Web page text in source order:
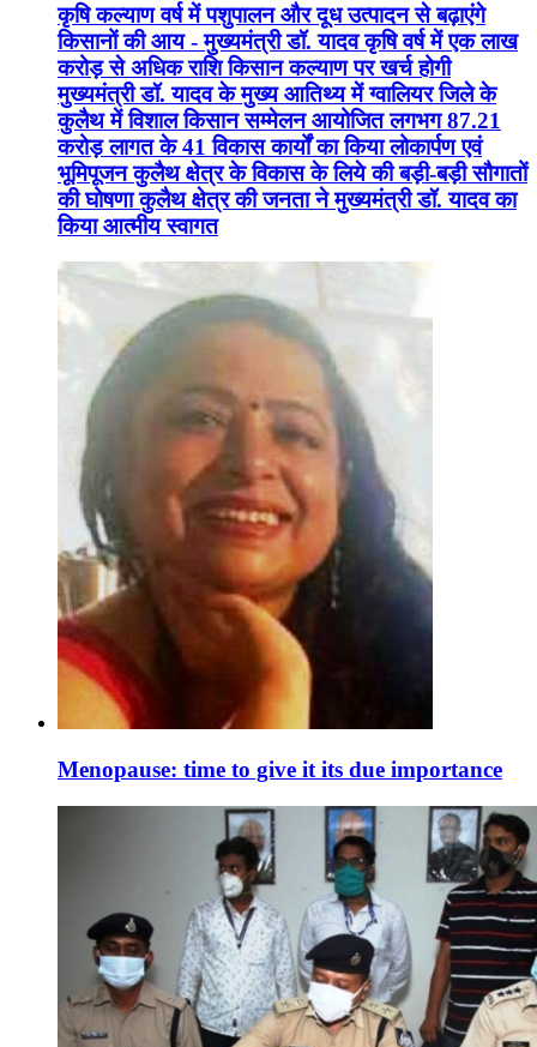
कृषि कल्याण वर्ष में पशुपालन और दूध उत्पादन से बढ़ाएंगे
किसानों की आय - मुख्यमंत्री डॉ. यादव कृषि वर्ष में एक लाख
करोड़ से अधिक राशि किसान कल्याण पर खर्च होगी
मुख्यमंत्री डॉ. यादव के मुख्य आतिथ्य में ग्वालियर जिले के
कुलैथ में विशाल किसान सम्मेलन आयोजित लगभग 87.21
करोड़ लागत के 41 विकास कार्यों का किया लोकार्पण एवं
भूमिपूजन कुलैथ क्षेत्र के विकास के लिये की बड़ी-बड़ी सौगातों
की घोषणा कुलैथ क्षेत्र की जनता ने मुख्यमंत्री डॉ. यादव का
किया आत्मीय स्वागत
Menopause: time to give it its due importance